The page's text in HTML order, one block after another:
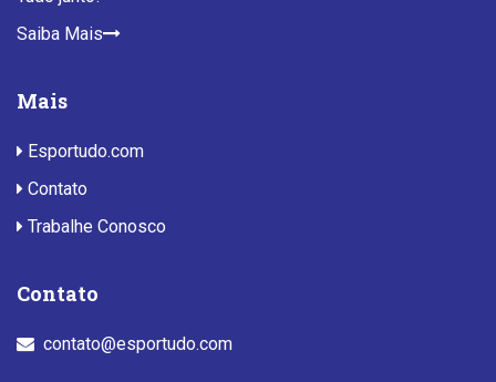
Saiba Mais
Mais
Esportudo.com
Contato
Trabalhe Conosco
Contato
contato@esportudo.com